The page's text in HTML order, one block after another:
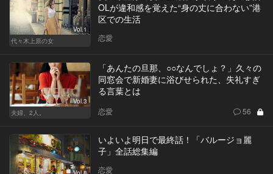
Vol.1
代々木上原の女
OLが違和感を覚えた“身の丈に合わない”港
区での生活
恋愛
Vol.3
夫婦、2人。
「あんたの旦那、○○なんでしょ？」久々の
同窓会で新婚妻に浴びせられた、失礼すぎ
る言葉とは
恋愛 56
いよいよ明日で最終話！「バルージョ麗
子」全話総集編
恋愛